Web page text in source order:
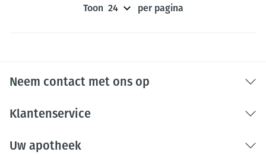
Toon per pagina
Neem contact met ons op
Klantenservice
Uw apotheek